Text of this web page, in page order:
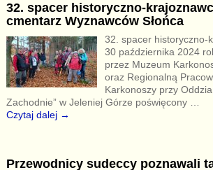
32. spacer historyczno-
cmentarz Wyznawców Słońca
32. spacer historyczno-
30 października 2024
przez Muzeum
oraz Regionalną
Karkonoszy przy
Zachodnie” w Jeleniej Górze poświęcony …
Czytaj dalej →
Przewodnicy sudeccy poznawali